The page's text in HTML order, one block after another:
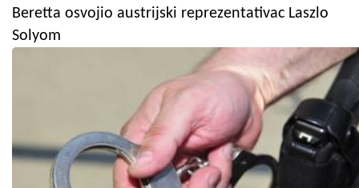
Beretta osvojio austrijski reprezentativac Laszlo
Solyom